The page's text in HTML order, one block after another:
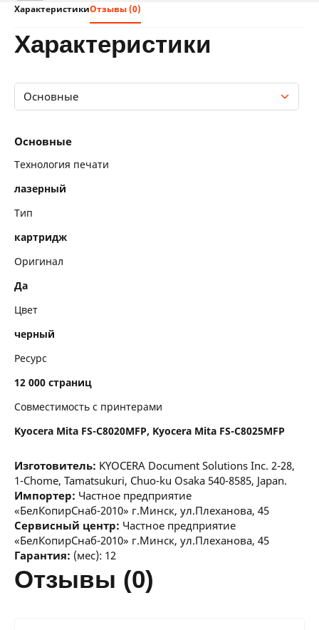
ХарактеристикиОтзывы (0)
характеристики
Основные
Основные
Технология печати
лазерный
Тип
картридж
Оригинал
Да
Цвет
черный
Ресурс
12 000 страниц
Совместимость с принтерами
Kyocera Mita FS-C8020MFP, Kyocera Mita FS-C8025MFP
Изготовитель: KYOCERA Document Solutions Inc. 2-28,
1-Chome, Tamatsukuri, Chuo-ku Osaka 540-8585, Japan.
Импортер: Частное предприятие
«БелКопирСнаб-2010» г.Минск, ул.Плеханова, 45
Сервисный центр: Частное предприятие
«БелКопирСнаб-2010» г.Минск, ул.Плеханова, 45
Гарантия: (мес): 12
отзывы (0)